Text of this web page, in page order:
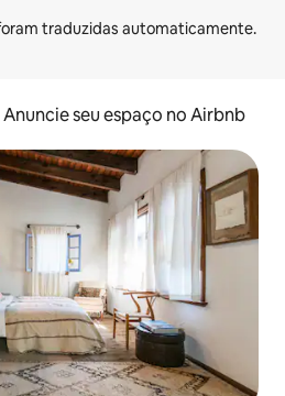
Anuncie seu espaço no Airbnb